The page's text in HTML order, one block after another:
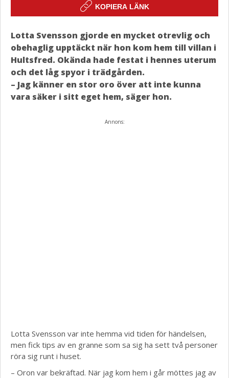
KOPIERA LÄNK
Lotta Svensson gjorde en mycket otrevlig och
obehaglig upptäckt när hon kom hem till villan i
Hultsfred. Okända hade festat i hennes uterum
och det låg spyor i trädgården.
– Jag känner en stor oro över att inte kunna
vara säker i sitt eget hem, säger hon.
Annons:
Lotta Svensson var inte hemma vid tiden för händelsen,
men fick tips av en granne som sa sig ha sett två personer
röra sig runt i huset.
– Oron var bekräftad. När jag kom hem i går möttes jag av